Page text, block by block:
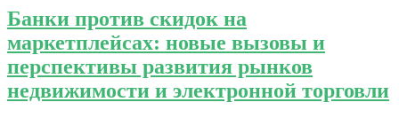
Банки против скидок на
маркетплейсах: новые вызовы и
перспективы развития рынков
недвижимости и электронной торговли